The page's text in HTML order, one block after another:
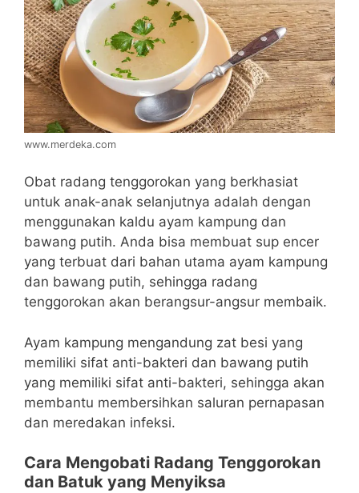
www.merdeka.com
Obat radang tenggorokan yang berkhasiat
untuk anak-anak selanjutnya adalah dengan
menggunakan kaldu ayam kampung dan
bawang putih. Anda bisa membuat sup encer
yang terbuat dari bahan utama ayam kampung
dan bawang putih, sehingga radang
tenggorokan akan berangsur-angsur membaik.
Ayam kampung mengandung zat besi yang
memiliki sifat anti-bakteri dan bawang putih
yang memiliki sifat anti-bakteri, sehingga akan
membantu membersihkan saluran pernapasan
dan meredakan infeksi.
Cara Mengobati Radang Tenggorokan
dan Batuk yang Menyiksa